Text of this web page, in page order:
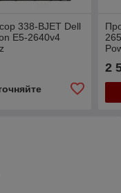
338-BJET Dell
E5-2640v4
2